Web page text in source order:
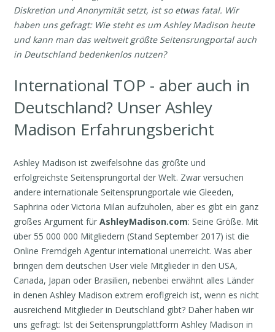
Diskretion und Anonymität setzt, ist so etwas fatal. Wir
haben uns gefragt: Wie steht es um Ashley Madison heute
und kann man das weltweit größte Seitensrungportal auch
in Deutschland bedenkenlos nutzen?
International TOP - aber auch in
Deutschland? Unser Ashley
Madison Erfahrungsbericht
Ashley Madison ist zweifelsohne das größte und
erfolgreichste Seitensprungortal der Welt. Zwar versuchen
andere internationale Seitensprungportale wie Gleeden,
Saphrina oder Victoria Milan aufzuholen, aber es gibt ein ganz
großes Argument fürAshleyMadison.com: Seine Größe. Mit
über 55 000 000 Mitgliedern (Stand September 2017) ist die
Online Fremdgeh Agentur international unerreicht. Was aber
bringen dem deutschen User viele Mitglieder in den USA,
Canada, Japan oder Brasilien, nebenbei erwähnt alles Länder
in denen Ashley Madison extrem eroflgreich ist, wenn es nicht
ausreichend Mitglieder in Deutschland gibt? Daher haben wir
uns gefragt: Ist dei Seitensprungplattform Ashley Madison in